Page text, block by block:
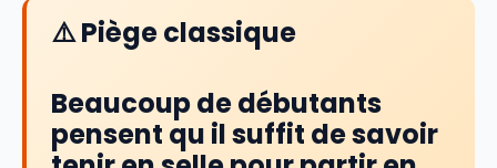
⚠️ Piège classique
Beaucoup de débutants
pensent qu il suffit de savoir